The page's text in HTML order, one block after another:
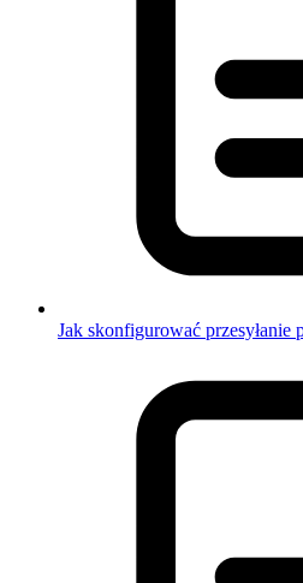
Jak skonfigurować przesyłanie